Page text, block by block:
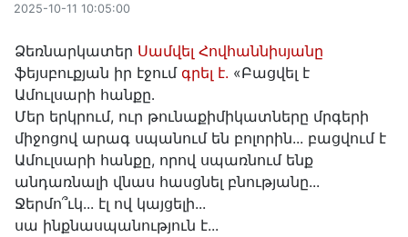
2025-10-11 10:05:00
Ձեռնարկատեր Սամվել Հովհաննիսյանը
ֆեյսբուքյան իր էջում գրել է. «Բացվել է
Ամուլսարի հանքը․
Մեր երկրում, ուր թունաքիմիկատները մրգերի
միջոցով արագ սպանում են բոլորին... բացվում է
Ամուլսարի հանքը, որով սպառնում ենք
անդառնալի վնաս հասցնել բնությանը...
Ջերմո՞ւկ... էլ ով կայցելի...
սա ինքնասպանություն է...